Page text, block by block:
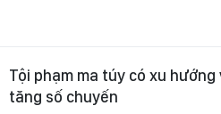
Tội phạm ma túy có xu
tăng số chuyến